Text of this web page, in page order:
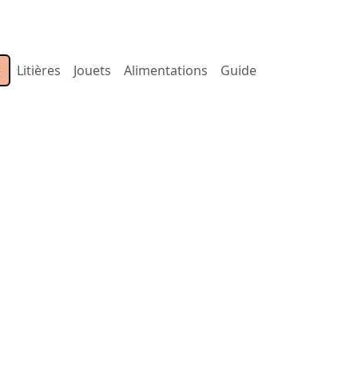
Litières Jouets Alimentations Guide